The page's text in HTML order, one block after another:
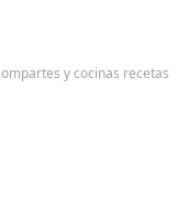
y cocinas recetas